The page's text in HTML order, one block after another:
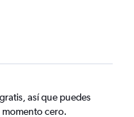
así que puedes
momento cero.